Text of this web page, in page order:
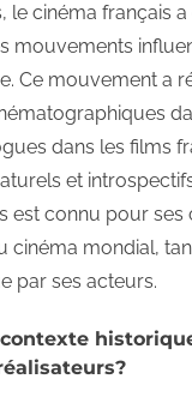
le cinéma français
mouvements
Ce mouvement a
dans les films
et
est connu pour ses
cinéma mondial,
par ses acteurs.